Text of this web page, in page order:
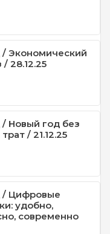
Экономический
/ 28.12.25
Новый год без
/ 21.12.25
/ Цифровые
удобно,
современно